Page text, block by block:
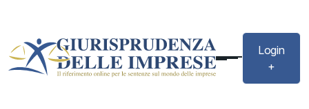
Login
+